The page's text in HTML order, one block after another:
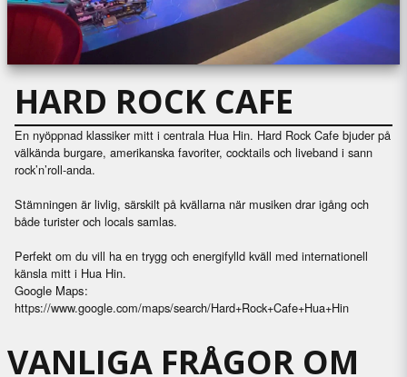
HARD ROCK CAFE
En nyöppnad klassiker mitt i centrala Hua Hin. Hard Rock Cafe bjuder på
välkända burgare, amerikanska favoriter, cocktails och liveband i sann
rock’n’roll-anda.
Stämningen är livlig, särskilt på kvällarna när musiken drar igång och
både turister och locals samlas.
Perfekt om du vill ha en trygg och energifylld kväll med internationell
känsla mitt i Hua Hin.
Google Maps:
https://www.google.com/maps/search/Hard+Rock+Cafe+Hua+Hin
VANLIGA FRÅGOR OM